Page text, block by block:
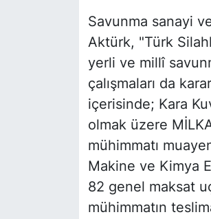
Savunma sanayi
Aktürk, "Türk
yerli ve millî
çalışmaları da
içerisinde; Kara
olmak üzere
mühimmatı
Makine ve Kimya
82 genel maksat
mühimmatın